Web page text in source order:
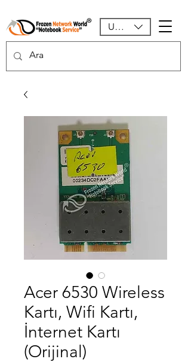
USD ($)
Acer 6530 Wireless
Kartı, Wifi Kartı,
İnternet Kartı
(Orijinal)